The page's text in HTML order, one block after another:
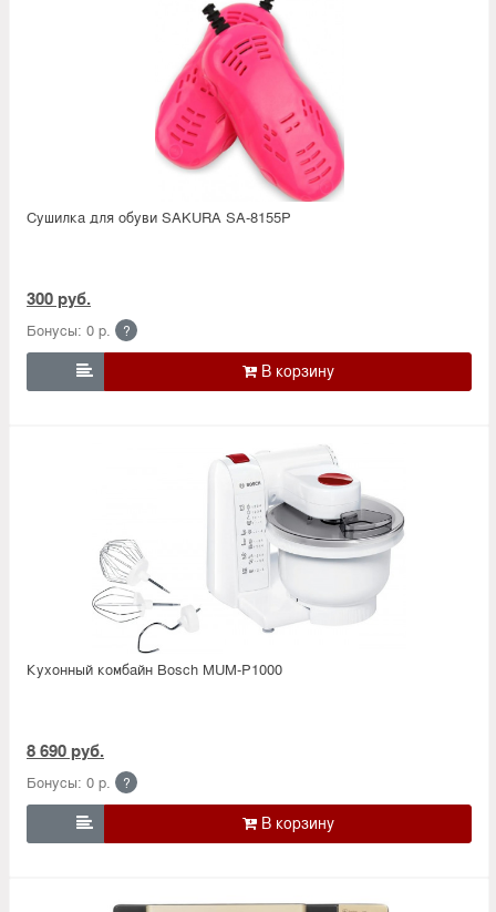
Сушилка для обуви SAKURA SA-8155P
300 руб.
Бонусы: 0 р. ?

Кухонный комбайн Bosch MUM-P1000
8 690 руб.
Бонусы: 0 р. ?
